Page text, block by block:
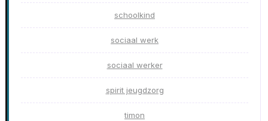
schoolkind
sociaal werk
sociaal werker
spirit jeugdzorg
timon